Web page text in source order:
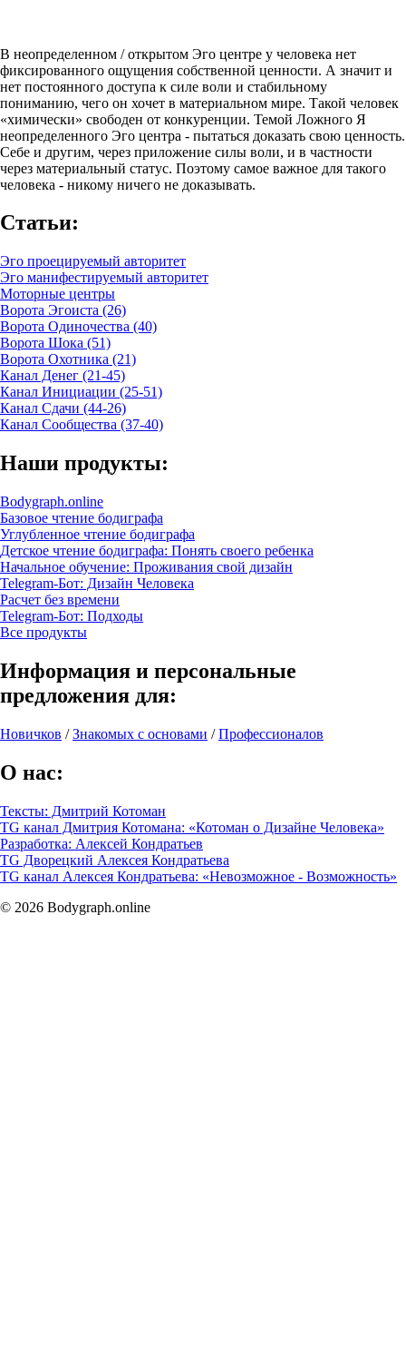
В неопределенном / открытом Эго центре у человека нет
фиксированного ощущения собственной ценности. А значит и
нет постоянного доступа к силе воли и стабильному
пониманию, чего он хочет в материальном мире. Такой человек
«химически» свободен от конкуренции. Темой Ложного Я
неопределенного Эго центра - пытаться доказать свою ценность.
Себе и другим, через приложение силы воли, и в частности
через материальный статус. Поэтому самое важное для такого
человека - никому ничего не доказывать.
Статьи:
Эго проецируемый авторитет
Эго манифестируемый авторитет
Моторные центры
Ворота Эгоиста (26)
Ворота Одиночества (40)
Ворота Шока (51)
Ворота Охотника (21)
Канал Денег (21-45)
Канал Инициации (25-51)
Канал Сдачи (44-26)
Канал Сообщества (37-40)
Наши продукты:
Bodygraph.online
Базовое чтение бодиграфа
Углубленное чтение бодиграфа
Детское чтение бодиграфа: Понять своего ребенка
Начальное обучение: Проживания свой дизайн
Telegram-Бот: Дизайн Человека
Расчет без времени
Telegram-Бот: Подходы
Все продукты
Информация и персональные
предложения для:
Новичков /Знакомых с основами /Профессионалов
О нас:
Тексты: Дмитрий Котоман
TG канал Дмитрия Котомана: «Котоман о Дизайне Человека»
Разработка: Алексей Кондратьев
TG Дворецкий Алексея Кондратьева
TG канал Алексея Кондратьева: «Невозможное - Возможность»
© 2026 Bodygraph.online